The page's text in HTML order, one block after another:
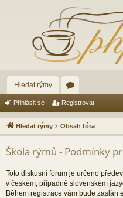
Hledat rýmy
ór
a
Přihlásit se Registrovat
Hledat rýmy Obsah fóra
Škola rýmů - Podmínky
Toto diskusní fórum je určeno
v českém, případně slovenském
Během registrace vám bude zaslán